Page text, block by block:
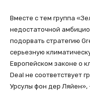
Вместе с тем группа
недостаточной
подорвать стратегию
серьезную
Европейском законе о
Deal не соответствует
Урсулы фон дер Ляйен»,